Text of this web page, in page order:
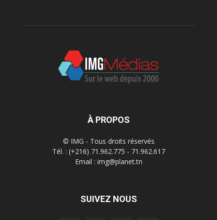
À PROPOS
© IMG - Tous droits réservés
Tél. : (+216) 71.962.775 - 71.962.617
Email : img@planet.tn
SUIVEZ NOUS